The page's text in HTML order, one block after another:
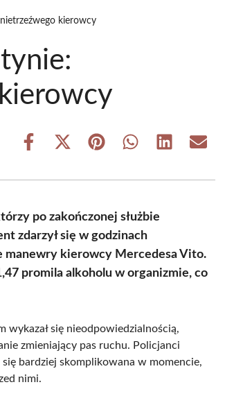
kierowcy
Share
Share
(Twitter)
Share Share Share Share
po zakończonej służbie
zdarzył się w godzinach
manewry kierowcy Mercedesa Vito.
promila alkoholu w organizmie, co
wykazał się nieodpowiedzialnością,
zmieniający pas ruchu. Policjanci
bardziej skomplikowana w momencie,
nimi.